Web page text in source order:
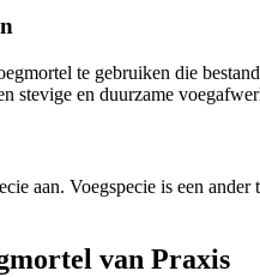
te gebruiken die
stevige en duurzame
aan. Voegspecie is een
van Praxis